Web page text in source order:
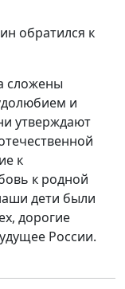
обратился к
сложены
и
утверждают
к
к родной
дети были
дорогие
России.